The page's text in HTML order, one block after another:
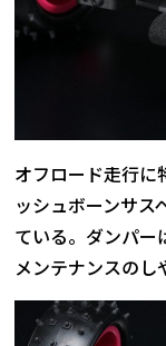
オフロード走行に
ッシュボーンサス
ている。ダンパー
メンテナンスのし